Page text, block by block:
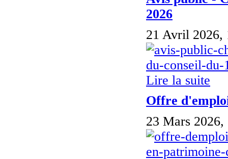
2026
21 Avril 2026,
Lire la suite
Offre
23 Mars 2026,